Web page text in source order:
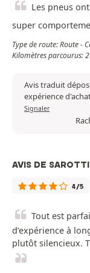
Les pneus
super
Type de route: Route -
Kilomètres parcourus:
Avis traduit
expérience
Signaler
AVIS DE SAROTTI
4/5
Tout est
d’expérience à
plutôt silencieux.